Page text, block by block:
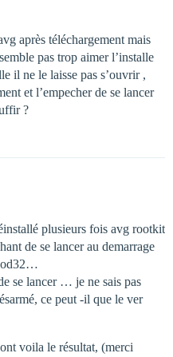
après téléchargement mais
pas trop aimer l’installe
il ne le laisse pas s’ouvrir ,
et l’empecher de se lancer
?
plusieurs fois avg rootkit
de se lancer au demarrage
se lancer … je ne sais pas
ce peut -il que le ver
voila le résultat, (merci